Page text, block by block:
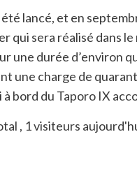
été lancé, et en
qui sera réalisé dans
une durée d’environ
une charge de
bord du Taporo IX
, 1 visiteurs